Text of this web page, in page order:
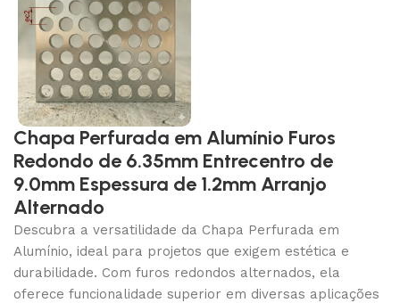
Chapa Perfurada em Alumínio Furos
Redondo de 6.35mm Entrecentro de
9.0mm Espessura de 1.2mm Arranjo
Alternado
Descubra a versatilidade da Chapa Perfurada em
Alumínio, ideal para projetos que exigem estética e
durabilidade. Com furos redondos alternados, ela
oferece funcionalidade superior em diversas aplicações